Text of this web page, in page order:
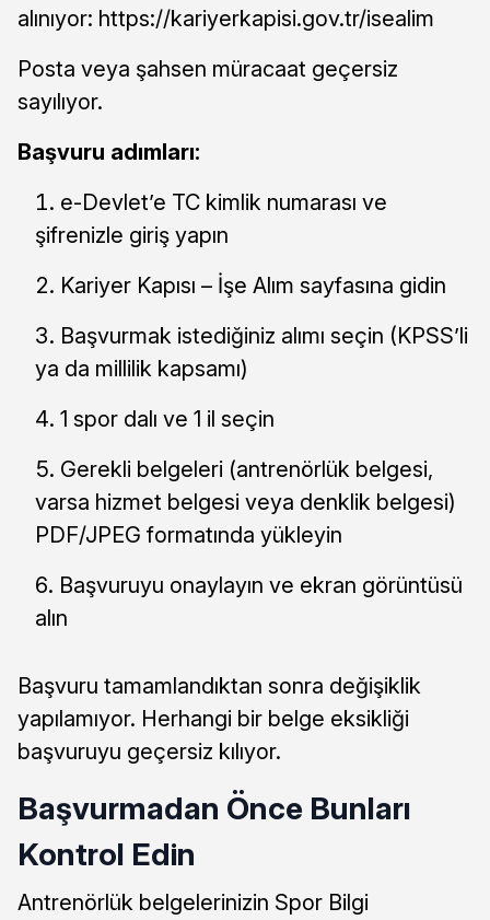
alınıyor: https://kariyerkapisi.gov.tr/isealim
Posta veya şahsen müracaat geçersiz
sayılıyor.
Başvuru adımları:
e-Devlet’e TC kimlik numarası ve
şifrenizle giriş yapın
Kariyer Kapısı – İşe Alım sayfasına gidin
Başvurmak istediğiniz alımı seçin (KPSS’li
ya da millilik kapsamı)
1 spor dalı ve 1 il seçin
Gerekli belgeleri (antrenörlük belgesi,
varsa hizmet belgesi veya denklik belgesi)
PDF/JPEG formatında yükleyin
Başvuruyu onaylayın ve ekran görüntüsü
alın
Başvuru tamamlandıktan sonra değişiklik
yapılamıyor. Herhangi bir belge eksikliği
başvuruyu geçersiz kılıyor.
Başvurmadan Önce Bunları
Kontrol Edin
Antrenörlük belgelerinizin Spor Bilgi